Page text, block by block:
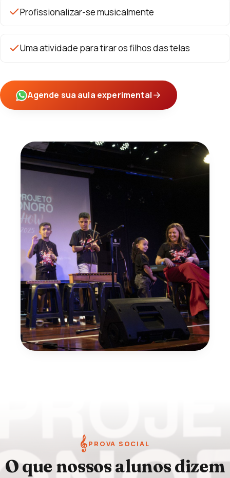
Profissionalizar-se musicalmente
Uma atividade para tirar os filhos das telas
Agende sua aula experimental
𝄞PROVA SOCIAL
O que nossos alunos dizem